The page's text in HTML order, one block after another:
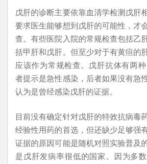
戊肝的诊断主要依靠血清学检测戊肝
要求医生能够想到戊肝的可能性，才
查。有些医院入院的常规检查包括乙
括甲肝和戊肝。但至少对于有黄疸的
应该作为常规检查。戊肝抗体有两
者提示是急性感染，后者如果没有急
认为是曾经感染戊肝的证据。
目前没有确定针对戊肝的特效抗病毒
经验性用药的首选，但还缺少足够强
证据的原因可能是随机对照实验普及
是戊肝发病率很低的国家。因为多